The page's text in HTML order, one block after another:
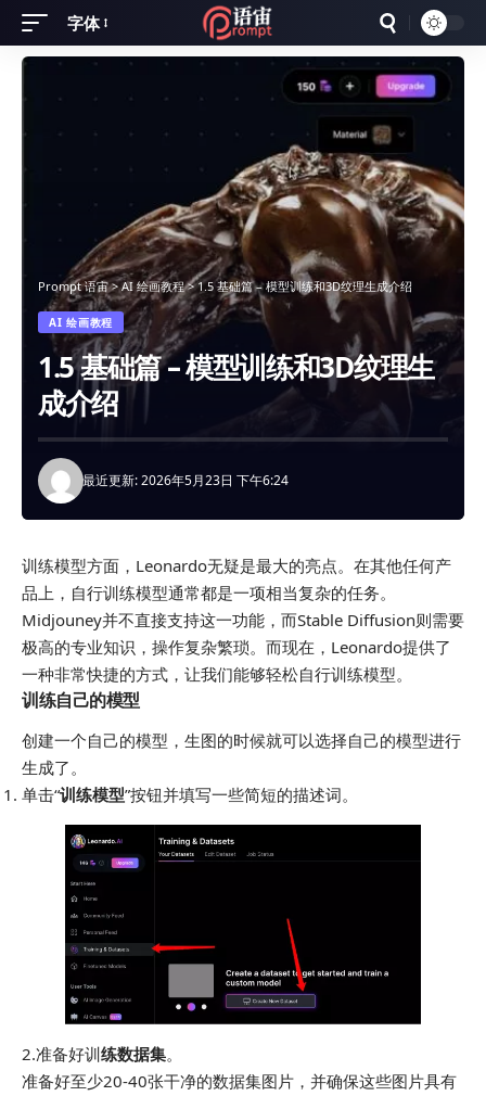
Font
Resizer
字体
Prompt 语宙>AI 绘画教程>1.5 基础篇 – 模型训练和3D纹理生成介绍
AI 绘画教程
1.5 基础篇 – 模型训练和3D纹理生
成介绍
最近更新: 2026年5月23日 下午6:24
训练模型方面，Leonardo无疑是最大的亮点。在其他任何产
品上，自行训练模型通常都是一项相当复杂的任务。
Midjouney并不直接支持这一功能，而Stable Diffusion则需要
极高的专业知识，操作复杂繁琐。而现在，Leonardo提供了
一种非常快捷的方式，让我们能够轻松自行训练模型。
训练自己的模型
创建一个自己的模型，生图的时候就可以选择自己的模型进行
生成了。
单击“训练模型”按钮并填写一些简短的描述词。
2.准备好训练数据集。
准备好至少20-40张干净的数据集图片，并确保这些图片具有